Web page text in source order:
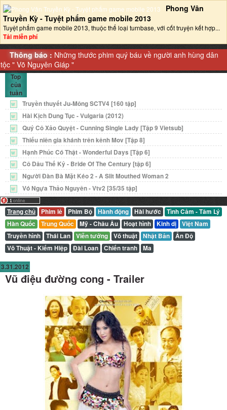
Phong Vân
Truyền Kỳ - Tuyệt phẩm game mobile 2013‎
Tuyệt phẩm game mobile 2013, thuộc thể loại turnbase, với cốt truyện kết hợp...
Tải miễn phí
Thông báo : Những thước phim quý báu về người anh hùng dân
tộc "Võ Nguyên Giáp "
Top
của
tuần
W Truyền thuyết Ju-Mông SCTV4 [160 tập]
W Hài Kịch Dung Tục - Vulgaria (2012)
W Quý Cô Xảo Quyệt - Cunning Single Lady [Tập 9 Vietsub]
W Thiếu niên gia khánh trên kênh Mov [Tập 8]
W Hạnh Phúc Có Thật - Wonderful Days [Tập 6]
W Cô Dâu Thế Kỷ - Bride Of The Century [tập 6]
W Người Đàn Bà Mặt Kéo 2 - A Slit Mouthed Woman 2
W Vó Ngựa Thảo Nguyên - Vtv2 [35/35 tập]
Trang chủ Phim lẻ Phim Bộ Hành động Hài hước
Tình Cảm - Tâm Lý
Hàn Quốc
Trung Quốc Mỹ - Châu Âu Hoạt hình Kinh dị
Việt Nam
Truyền hình
Thái Lan Viễn tưởng Võ thuật Nhật Bản
Ấn Độ
Võ Thuật - Kiếm Hiệp
Đài Loan Chiến tranh Ma
3.31.2012
Vũ điệu đường cong - Trailer